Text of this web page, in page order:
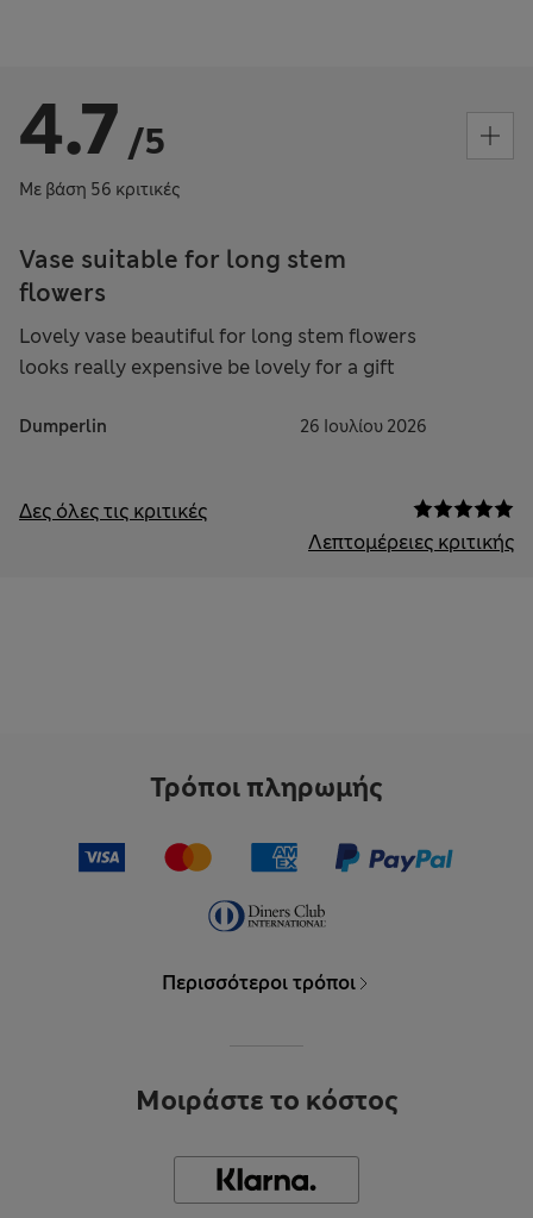
4.7 /5
Με βάση 56 κριτικές
Vase suitable for long stem
flowers
Lovely vase beautiful for long stem flowers
looks really expensive be lovely for a gift
Dumperlin 26 Ιουλίου 2026
Δες όλες τις κριτικές
Λεπτομέρειες κριτικής
Τρόποι πληρωμής
Περισσότεροι τρόποι
Μοιράστε το κόστος